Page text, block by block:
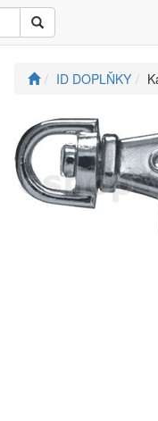
ID DOPLŇKY